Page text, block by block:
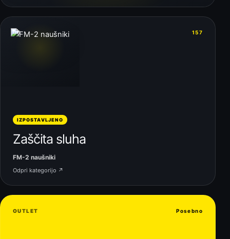
06 157
IZPOSTAVLJENO
Zaščita sluha
FM-2 naušniki
Odpri kategorijo ↗
OUTLET Posebno